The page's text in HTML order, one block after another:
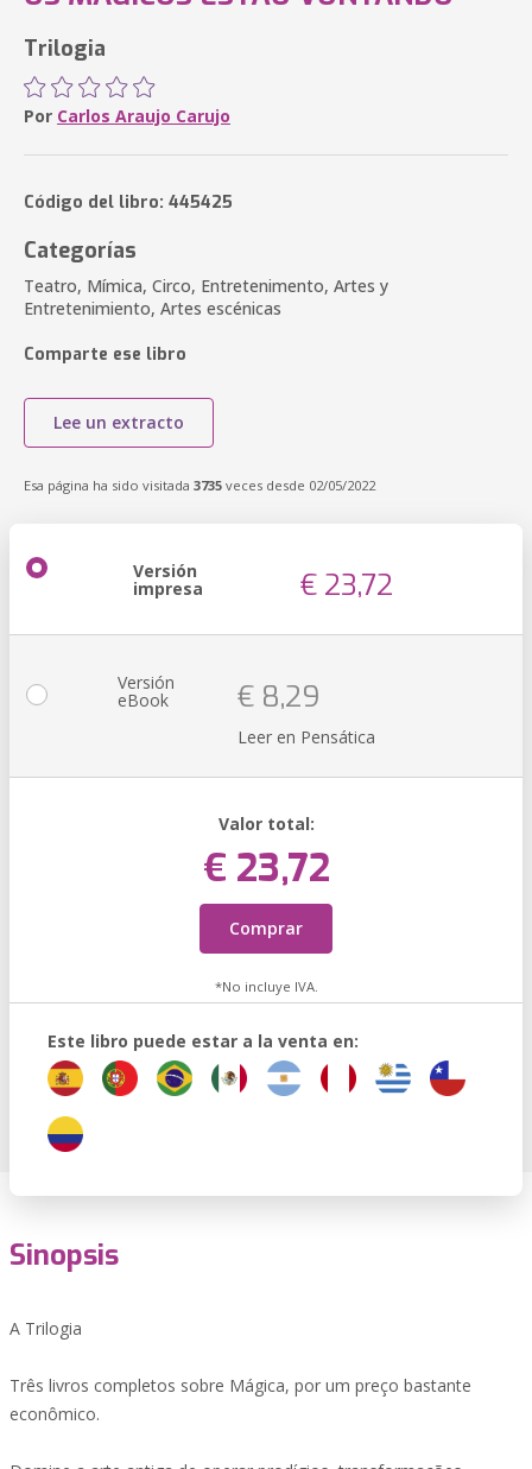
Trilogia
Por Carlos Araujo Carujo
Código del libro: 445425
Categorías
Teatro, Mímica, Circo, Entretenimento, Artes y
Entretenimiento, Artes escénicas
Comparte ese libro
Lee un extracto
Esa página ha sido visitada 3735 veces desde 02/05/2022
Versión
impresa € 23,72
Versión
eBook € 8,29
Leer en Pensática
Valor total:
€ 23,72
Comprar
*No incluye IVA.
Este libro puede estar a la venta en:
Sinopsis
A Trilogia
Três livros completos sobre Mágica, por um preço bastante
econômico.